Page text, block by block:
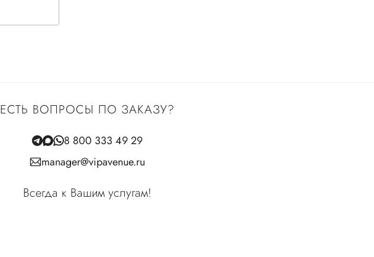
ЕСТЬ ВОПРОСЫ ПО ЗАКАЗУ?
8 800 333 49 29
manager@vipavenue.ru
Всегда к Вашим услугам!